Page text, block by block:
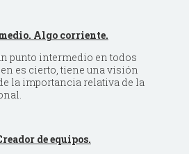
Algo corriente.
punto intermedio en todos
es cierto, tiene una visión
la importancia relativa de la
de equipos.